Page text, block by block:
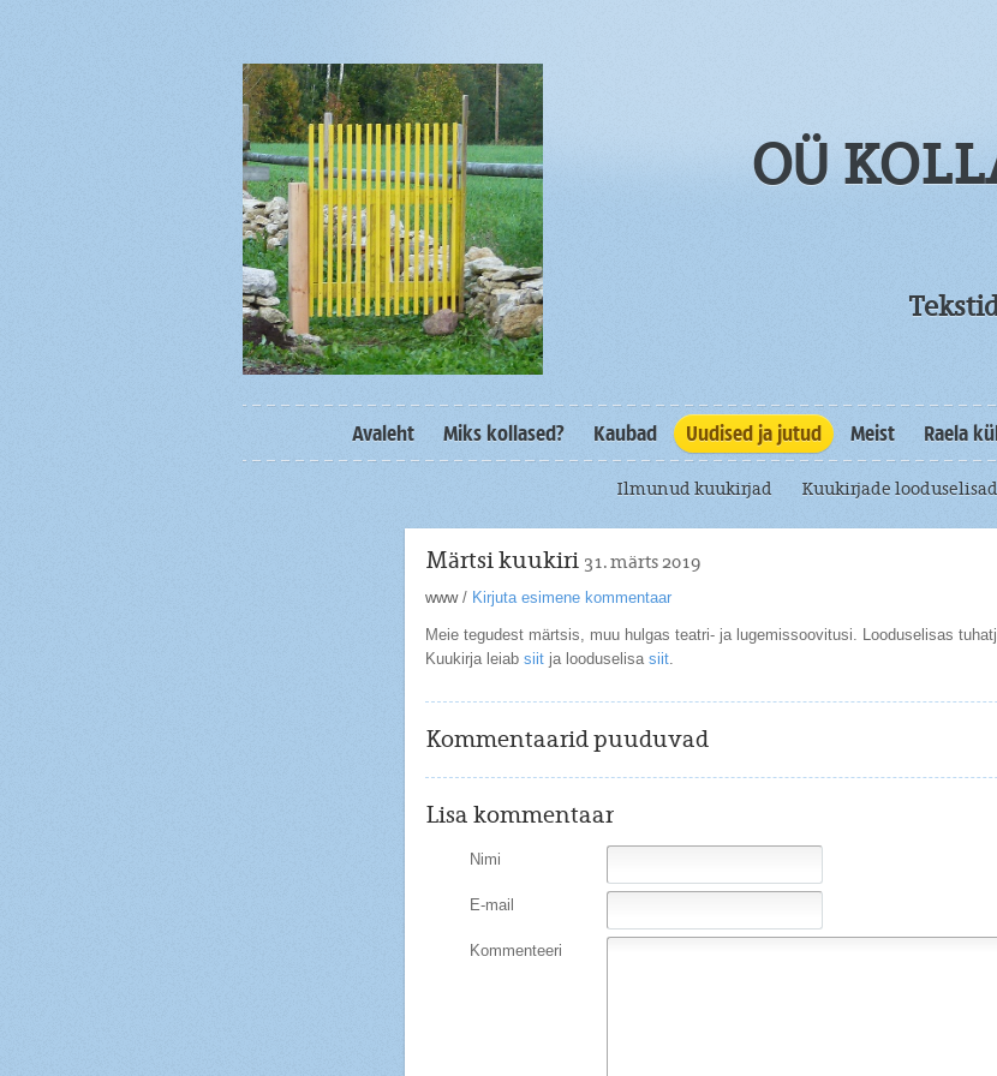
OÜ
Avaleht Miks kollased? Kaubad Uudised ja jutud Meist Raela
Ilmunud kuukirjad Kuukirjade looduselisad
Märtsi kuukiri 31. märts 2019
www/ Kirjuta esimene kommentaar
Meie tegudest märtsis, muu hulgas teatri- ja lugemissoovitusi. Looduselisas
Kuukirja leiabsiitja looduselisa siit.
Kommentaarid puuduvad
Lisa kommentaar
Nimi
E-mail
Kommenteeri